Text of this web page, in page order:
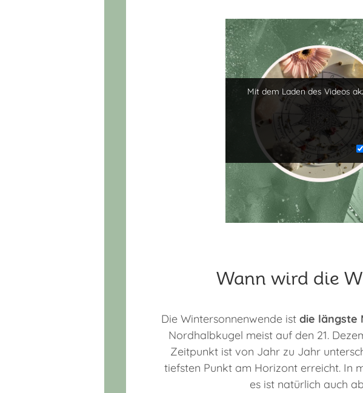
Mit dem Laden des Videos
Wann wird die
Die Wintersonnenwende ist die längste
Nordhalbkugel meist auf den 21.
Zeitpunkt ist von Jahr zu Jahr
tiefsten Punkt am Horizont erreicht. In
es ist natürlich auch